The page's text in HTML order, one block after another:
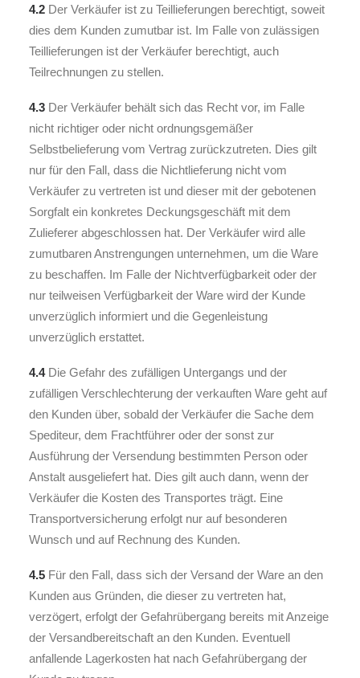
4.2 Der Verkäufer ist zu Teillieferungen berechtigt, soweit
dies dem Kunden zumutbar ist. Im Falle von zulässigen
Teillieferungen ist der Verkäufer berechtigt, auch
Teilrechnungen zu stellen.
4.3 Der Verkäufer behält sich das Recht vor, im Falle
nicht richtiger oder nicht ordnungsgemäßer
Selbstbelieferung vom Vertrag zurückzutreten. Dies gilt
nur für den Fall, dass die Nichtlieferung nicht vom
Verkäufer zu vertreten ist und dieser mit der gebotenen
Sorgfalt ein konkretes Deckungsgeschäft mit dem
Zulieferer abgeschlossen hat. Der Verkäufer wird alle
zumutbaren Anstrengungen unternehmen, um die Ware
zu beschaffen. Im Falle der Nichtverfügbarkeit oder der
nur teilweisen Verfügbarkeit der Ware wird der Kunde
unverzüglich informiert und die Gegenleistung
unverzüglich erstattet.
4.4Die Gefahr des zufälligen Untergangs und der
zufälligen Verschlechterung der verkauften Ware geht auf
den Kunden über, sobald der Verkäufer die Sache dem
Spediteur, dem Frachtführer oder der sonst zur
Ausführung der Versendung bestimmten Person oder
Anstalt ausgeliefert hat. Dies gilt auch dann, wenn der
Verkäufer die Kosten des Transportes trägt. Eine
Transportversicherung erfolgt nur auf besonderen
Wunsch und auf Rechnung des Kunden.
4.5 Für den Fall, dass sich der Versand der Ware an den
Kunden aus Gründen, die dieser zu vertreten hat,
verzögert, erfolgt der Gefahrübergang bereits mit Anzeige
der Versandbereitschaft an den Kunden. Eventuell
anfallende Lagerkosten hat nach Gefahrübergang der